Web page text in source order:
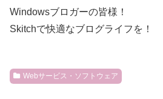
Windowsブロガーの皆様！
Skitchで快適なブログライフを！
Webサービス・ソフトウェア